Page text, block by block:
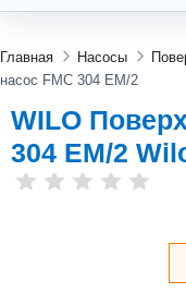
Главная Насосы
насос FMC 304 EM/2
WILO
304 EM/2